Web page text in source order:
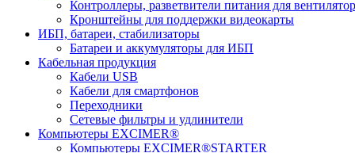
Контроллеры, разветвители питания для
Кронштейны для поддержки видеокарты
ИБП, батареи, стабилизаторы
Батареи и аккумуляторы для ИБП
Кабельная продукция
Кабели USB
Кабели для смартфонов
Переходники
Сетевые фильтры и удлинители
Компьютеры EXCIMER®
Компьютеры EXCIMER®STARTER